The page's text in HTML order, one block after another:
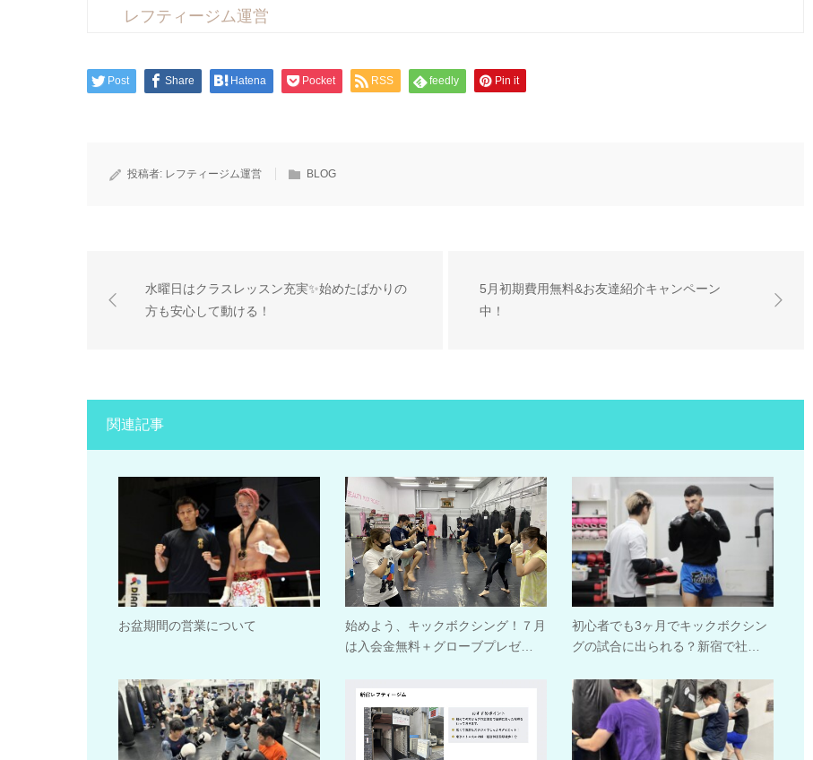
レフティージム運営
Post Share Hatena Pocket RSS feedly Pin it
投稿者: レフティージム運営 BLOG
水曜日はクラスレッスン充実✨始めたばかりの
方も安心して動ける！
5月初期費用無料&お友達紹介キャンペーン
中！
関連記事
お盆期間の営業について
始めよう、キックボクシング！７月
は入会金無料＋グローブプレゼ…
初心者でも3ヶ月でキックボクシン
グの試合に出られる？新宿で社…